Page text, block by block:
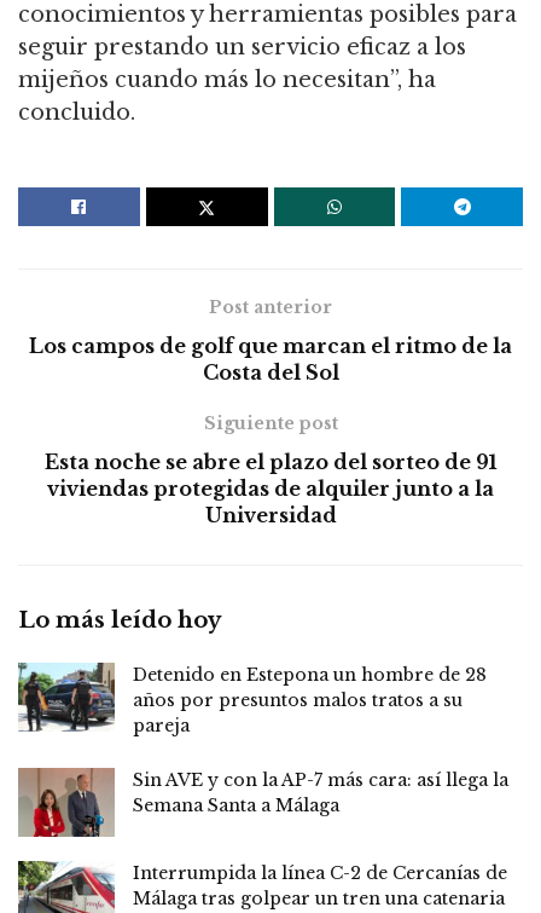
conocimientos y herramientas posibles para
seguir prestando un servicio eficaz a los
mijeños cuando más lo necesitan”, ha
concluido.
Post anterior
Los campos de golf que marcan el ritmo de la
Costa del Sol
Siguiente post
Esta noche se abre el plazo del sorteo de 91
viviendas protegidas de alquiler junto a la
Universidad
Lo más leído hoy
Detenido en Estepona un hombre de 28
años por presuntos malos tratos a su
pareja
Sin AVE y con la AP-7 más cara: así llega la
Semana Santa a Málaga
Interrumpida la línea C-2 de Cercanías de
Málaga tras golpear un tren una catenaria